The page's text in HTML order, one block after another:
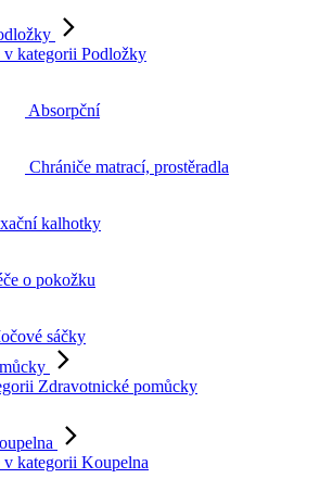
v kategorii Podložky
Absorpční
Chrániče matrací, prostěradla
kalhotky
o pokožku
sáčky
Zdravotnické pomůcky
v kategorii Koupelna